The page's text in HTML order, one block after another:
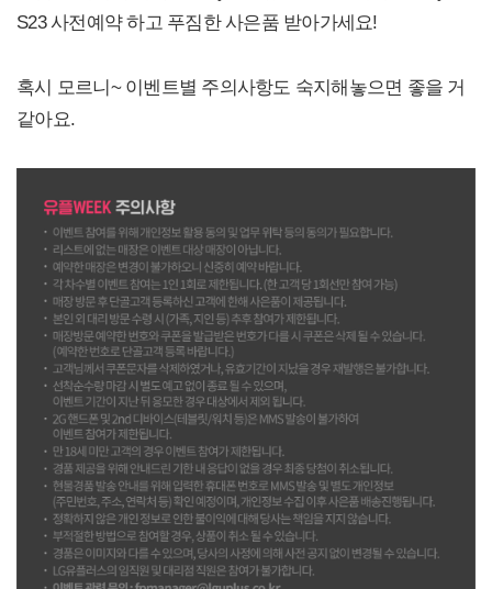
S23 사전예약 하고 푸짐한 사은품 받아가세요!
혹시 모르니~ 이벤트별 주의사항도 숙지해놓으면 좋을 거
같아요.